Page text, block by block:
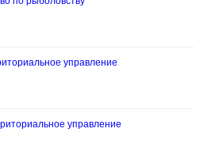
управление
управление